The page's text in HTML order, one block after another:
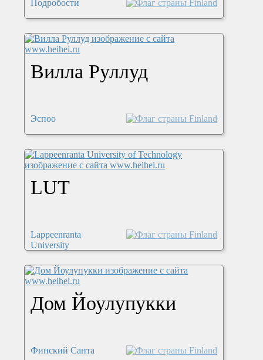
Подробости
Вилла Руллуд
Эспоо
LUT
Lappeenranta
University
Дом Йоулупукки
Финский Санта